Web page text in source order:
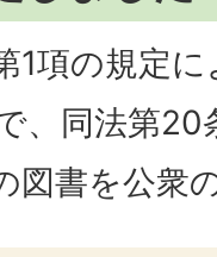
1項の規定
、同法第20
図書を公衆